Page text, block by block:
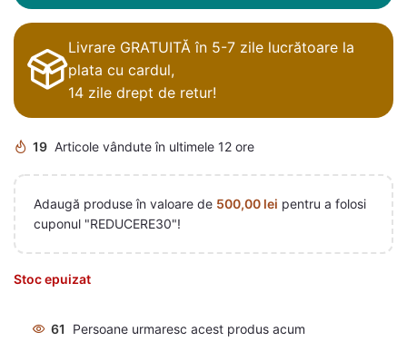
Livrare GRATUITĂ în 5-7 zile lucrătoare la
plata cu cardul,
14 zile drept de retur!
19 Articole vândute în ultimele 12 ore
Adaugă produse în valoare de 500,00 lei pentru a folosi
cuponul "REDUCERE30"!
Stoc epuizat
61 Persoane urmaresc acest produs acum